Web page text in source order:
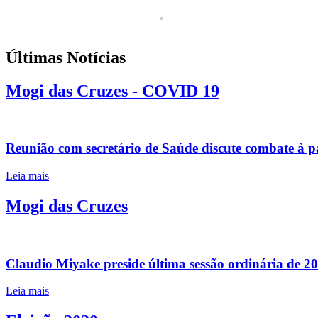
Últimas Notícias
Mogi das Cruzes - COVID 19
Reunião com secretário de Saúde discute combate à
Leia mais
Mogi das Cruzes
Claudio Miyake preside última sessão ordinária de
Leia mais